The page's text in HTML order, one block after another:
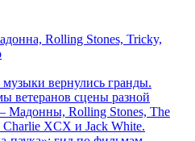
Rolling Stones, Tricky,
вернулись гранды.
ветеранов сцены разной
Мадонны, Rolling Stones, The
Charlie XCX и Jack White.